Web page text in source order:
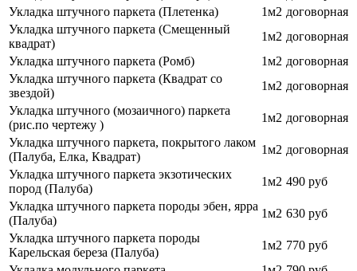
Укладка штучного паркета (Плетенка)
1м2 договорная
Укладка штучного паркета (Смещенный
квадрат)
1м2 договорная
Укладка штучного паркета (Ромб)
1м2 договорная
Укладка штучного паркета (Квадрат со
звездой)
1м2 договорная
Укладка штучного (мозаичного) паркета
(рис.по чертежу )
1м2 договорная
Укладка штучного паркета, покрытого лаком
(Палуба, Елка, Квадрат)
1м2 договорная
Укладка штучного паркета экзотических
пород (Палуба)
1м2 490 руб
Укладка штучного паркета породы эбен, ярра
(Палуба)
1м2 630 руб
Укладка штучного паркета породы
Карельская береза (Палуба)
1м2 770 руб